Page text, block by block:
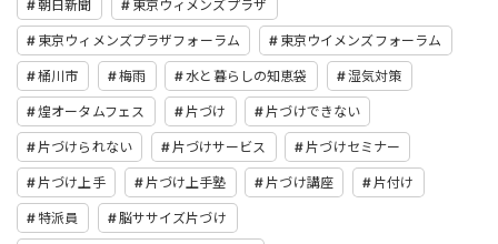
朝日新聞 東京ウィメンズプラザ
東京ウィメンズプラザフォーラム 東京ウイメンズフォーラム
桶川市 梅雨 水と暮らしの知恵袋 湿気対策
煌オータムフェス 片づけ 片づけできない
片づけられない 片づけサービス 片づけセミナー
片づけ上手 片づけ上手塾 片づけ講座 片付け
特派員 脳ササイズ片づけ